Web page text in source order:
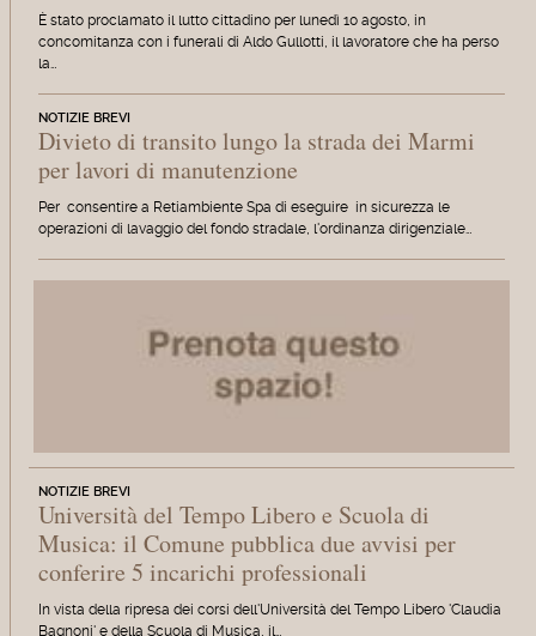
È stato proclamato il lutto cittadino per lunedì 10 agosto, in
concomitanza con i funerali di Aldo Gullotti, il lavoratore che ha perso
la…
NOTIZIE BREVI
Divieto di transito lungo la strada dei Marmi
per lavori di manutenzione
Per consentire a Retiambiente Spa di eseguire in sicurezza le
operazioni di lavaggio del fondo stradale, l'ordinanza dirigenziale…
NOTIZIE BREVI
Università del Tempo Libero e Scuola di
Musica: il Comune pubblica due avvisi per
conferire 5 incarichi professionali
In vista della ripresa dei corsi dell'Università del Tempo Libero 'Claudia
Bagnoni' e della Scuola di Musica, il…